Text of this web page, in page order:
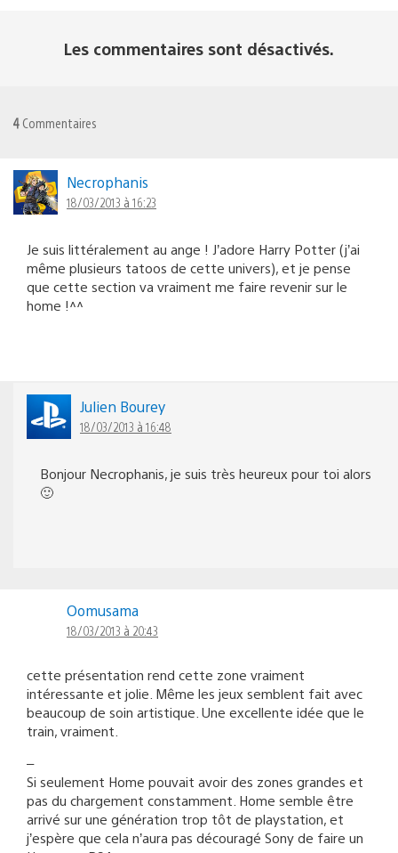
Les commentaires sont désactivés.
4 Commentaires
Necrophanis
18/03/2013 à 16:23
Je suis littéralement au ange ! J’adore Harry Potter (j’ai
même plusieurs tatoos de cette univers), et je pense
que cette section va vraiment me faire revenir sur le
home !^^
Julien Bourey
18/03/2013 à 16:48
Bonjour Necrophanis, je suis très heureux pour toi alors
🙂
Oomusama
18/03/2013 à 20:43
cette présentation rend cette zone vraiment
intéressante et jolie. Même les jeux semblent fait avec
beaucoup de soin artistique. Une excellente idée que le
train, vraiment.
–
Si seulement Home pouvait avoir des zones grandes et
pas du chargement constamment. Home semble être
arrivé sur une génération trop tôt de playstation, et
j’espère que cela n’aura pas découragé Sony de faire un